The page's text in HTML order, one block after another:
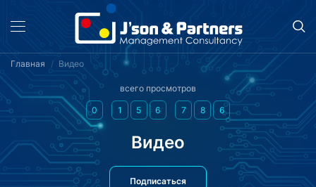
Главная Видео
всего просмотров
0 1 5 6 7 8 6
Видео
Подписаться